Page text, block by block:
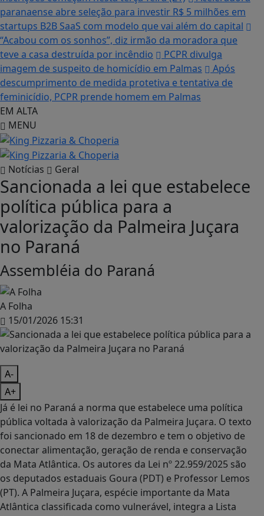
paranaense abre seleção para investir R$ 5 milhões em
startups B2B SaaS com modelo que vai além do capital
“Acabou com os sonhos”, diz irmão da moradora que
teve a casa destruída por incêndio
PCPR divulga
imagem de suspeito de homicídio em Palmas
Após
descumprimento de medida protetiva e tentativa de
feminicídio, PCPR prende homem em Palmas
EM ALTA
MENU
Notícias Geral
Sancionada a lei que estabelece
política pública para a
valorização da Palmeira Juçara
no Paraná
Assembléia do Paraná
A Folha
15/01/2026 15:31
A-
A+
Já é lei no Paraná a norma que estabelece uma política
pública voltada à valorização da Palmeira Juçara. O texto
foi sancionado em 18 de dezembro e tem o objetivo de
conectar alimentação, geração de renda e conservação
da Mata Atlântica. Os autores da Lei nº 22.959/2025 são
os deputados estaduais Goura (PDT) e Professor Lemos
(PT). A Palmeira Juçara, espécie importante da Mata
Atlântica classificada como vulnerável, integra a Lista